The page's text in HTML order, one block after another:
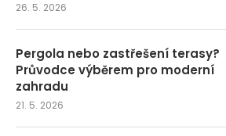
26. 5. 2026
Pergola nebo zastřešení terasy?
Průvodce výběrem pro moderní
zahradu
21. 5. 2026